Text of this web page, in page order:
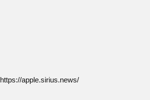
https://apple.sirius.news/